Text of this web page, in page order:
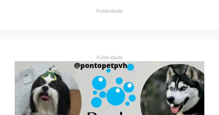
Publicidade
Publicidade